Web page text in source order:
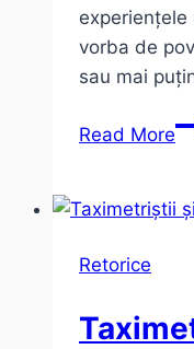
experiențele
vorba de
sau mai
Read More
Retorice